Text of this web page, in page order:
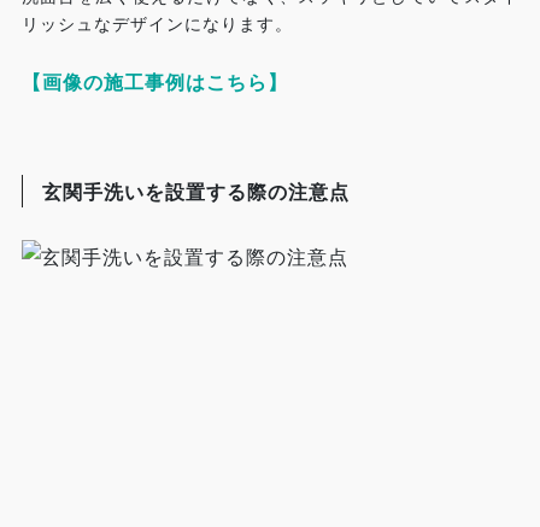
リッシュなデザインになります。
【画像の施工事例はこちら】
玄関手洗いを設置する際の注意点